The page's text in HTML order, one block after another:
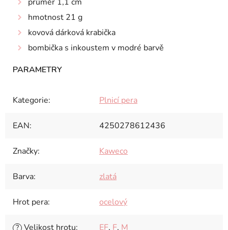
hmotnost 21 g
kovová dárková krabička
bombička s inkoustem v modré barvě
Kategorie: Plnicí pera
EAN: 4250278612436
Značky: Kaweco
Barva: zlatá
Hrot pera: ocelový
? Velikost hrotu: EF, F, M